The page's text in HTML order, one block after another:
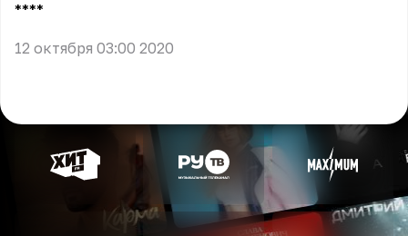
** **
12 октября 03:00 2020